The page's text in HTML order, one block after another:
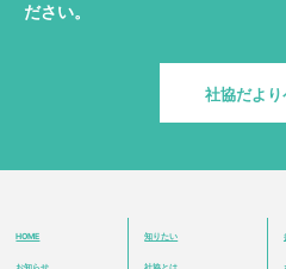
ださい。
社協だよ
HOME 知りたい